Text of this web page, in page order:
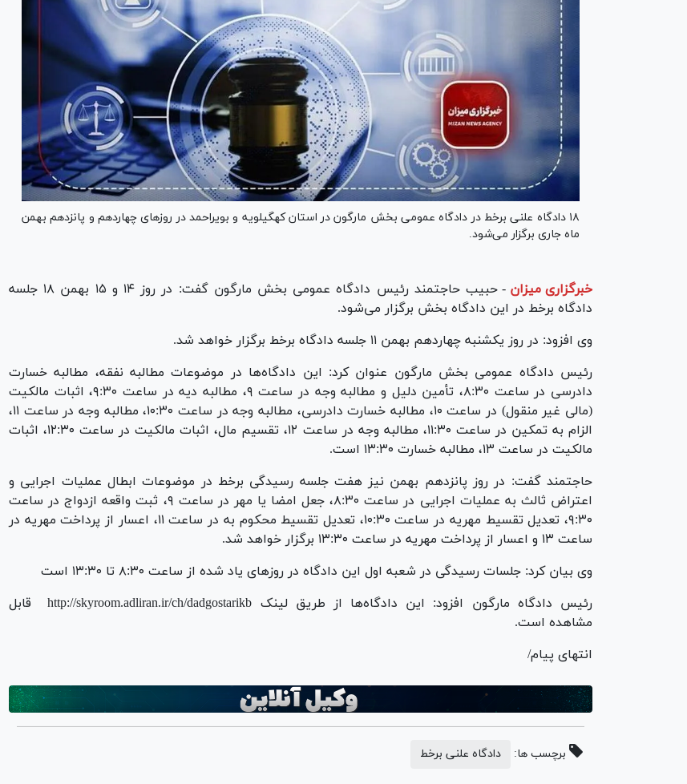
۱۸ دادگاه علنی برخط در دادگاه عمومی بخش مارگون در استان کهگیلویه و بویراحمد در روز‌های چهاردهم و پانزدهم بهمن
ماه جاری برگزار می‌شود.
خبرگزاری میزان -
حبیب حاجتمند رئیس دادگاه عمومی بخش مارگون گفت: در روز ۱۴ و ۱۵ بهمن ۱۸ جلسه
دادگاه برخط در این دادگاه بخش برگزار می‌شود.
وی افزود: در روز یکشنبه چهاردهم بهمن ۱۱ جلسه‌ دادگاه برخط برگزار خواهد شد.
رئیس دادگاه عمومی بخش مارگون عنوان کرد: این دادگاه‌ها در موضوعات مطالبه نفقه، مطالبه‌ خسارت
دادرسی در ساعت ۸:۳۰، تأمین دلیل و مطالبه‌ وجه در ساعت ۹، مطالبه‌ دیه در ساعت ۹:۳۰، اثبات مالکیت
(مالی غیر منقول) در ساعت ۱۰، مطالبه‌ خسارت دادرسی، مطالبه‌ وجه در ساعت ۱۰:۳۰، مطالبه‌ وجه در ساعت ۱۱،
الزام به تمکین در ساعت ۱۱:۳۰، مطالبه‌ وجه در ساعت ۱۲، تقسیم مال، اثبات مالکیت در ساعت ۱۲:۳۰، اثبات
مالکیت در ساعت ۱۳، مطالبه‌ خسارت ۱۳:۳۰ است.
حاجتمند گفت: در روز پانزدهم بهمن نیز هفت جلسه‌ رسیدگی برخط در موضوعات ابطال عملیات اجرایی و
اعتراض ثالث به عملیات اجرایی در ساعت ۸:۳۰، جعل امضا یا مهر در ساعت ۹، ثبت واقعه‌ ازدواج در ساعت
۹:۳۰، تعدیل تقسیط مهریه در ساعت ۱۰:۳۰، تعدیل تقسیط محکوم به در ساعت ۱۱، اعسار از پرداخت مهریه در
ساعت ۱۳ و اعسار از پرداخت مهریه در ساعت ۱۳:۳۰ برگزار خواهد شد.
وی بیان کرد: جلسات رسیدگی در شعبه‌ اول این دادگاه در روز‌های یاد شده از ساعت ۸:۳۰ تا ۱۳:۳۰ است
رئیس دادگاه مارگون افزود: این دادگاه‌ها از طریق لینک http://skyroom.adliran.ir/ch/dadgostarikb قابل
مشاهده است.
انتهای پیام/
برچسب ها: دادگاه علنی برخط